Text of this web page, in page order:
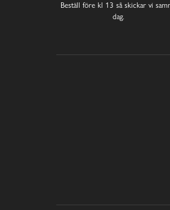
Beställ före kl 13 så skickar vi
dag.